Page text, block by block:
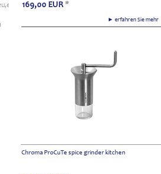
► erfahren Sie
169,00 EUR *
Chroma ProCuTe spice grinder kitchen